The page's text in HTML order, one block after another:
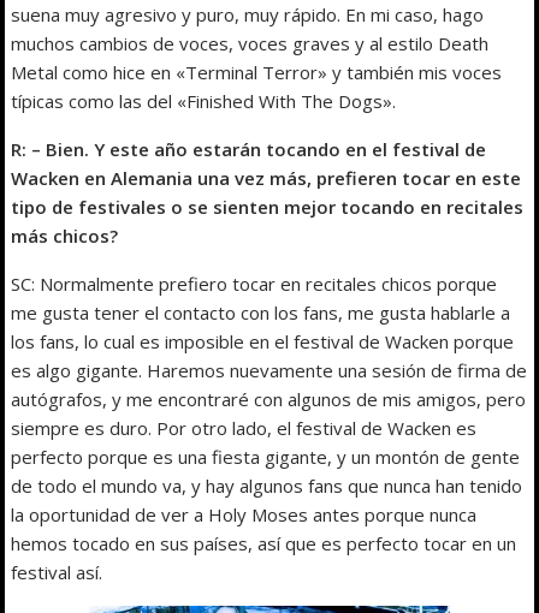
suena muy agresivo y puro, muy rápido. En mi caso, hago
muchos cambios de voces, voces graves y al estilo Death
Metal como hice en «Terminal Terror» y también mis voces
típicas como las del «Finished With The Dogs».
R: – Bien. Y este año estarán tocando en el festival de
Wacken en Alemania una vez más, prefieren tocar en este
tipo de festivales o se sienten mejor tocando en recitales
más chicos?
SC: Normalmente prefiero tocar en recitales chicos porque
me gusta tener el contacto con los fans, me gusta hablarle a
los fans, lo cual es imposible en el festival de Wacken porque
es algo gigante. Haremos nuevamente una sesión de firma de
autógrafos, y me encontraré con algunos de mis amigos, pero
siempre es duro. Por otro lado, el festival de Wacken es
perfecto porque es una fiesta gigante, y un montón de gente
de todo el mundo va, y hay algunos fans que nunca han tenido
la oportunidad de ver a Holy Moses antes porque nunca
hemos tocado en sus países, así que es perfecto tocar en un
festival así.